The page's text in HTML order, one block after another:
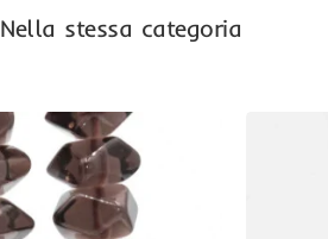
Nella stessa categoria